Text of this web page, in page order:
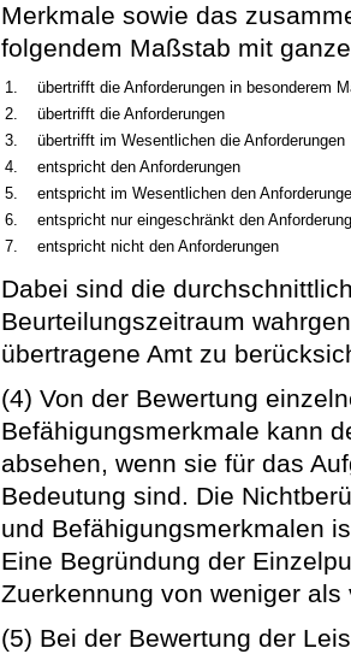
Merkmale sowie das
folgendem Maßstab mit
1.
übertrifft die Anforderungen in besonderem
2.
übertrifft die Anforderungen
3.
übertrifft im Wesentlichen die Anforderungen
4.
entspricht den Anforderungen
5.
entspricht im Wesentlichen den
6.
entspricht nur eingeschränkt den
7.
entspricht nicht den Anforderungen
Dabei sind die
Beurteilungszeitraum
übertragene Amt zu
(4) Von der Bewertung
Befähigungsmerkmale kann
absehen, wenn sie für das
Bedeutung sind. Die
und Befähigungsmerkmalen
Eine Begründung der
Zuerkennung von weniger
(5) Bei der Bewertung der